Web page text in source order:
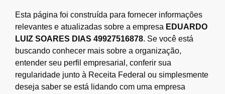
Esta página foi construída para fornecer informações
relevantes e atualizadas sobre a empresa EDUARDO
LUIZ SOARES DIAS 49927516878. Se você está
buscando conhecer mais sobre a organização,
entender seu perfil empresarial, conferir sua
regularidade junto à Receita Federal ou simplesmente
deseja saber se está lidando com uma empresa